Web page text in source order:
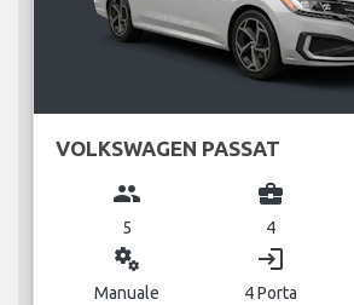
VOLKSWAGEN PASSAT
group
5
business_center
4
miscellaneous_services
Manuale
login
4 Porta